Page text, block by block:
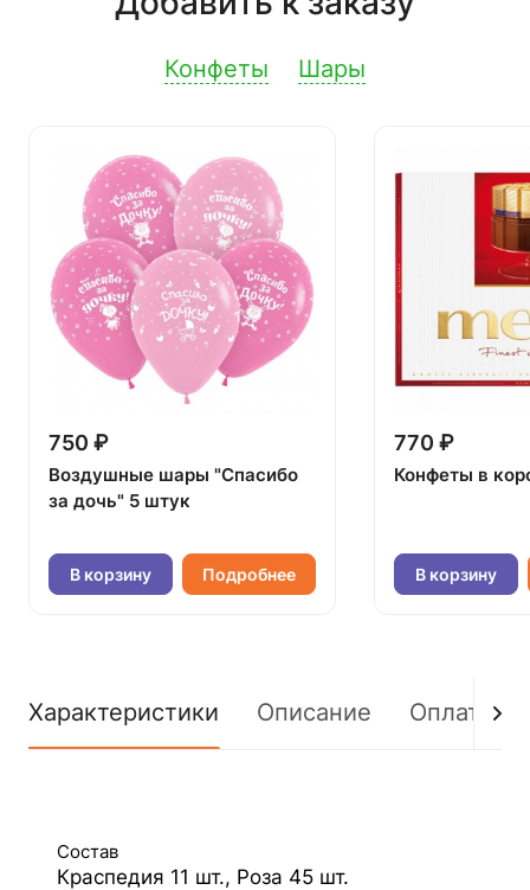
Конфеты Шары
750 ₽
Воздушные шары "Спасибо
за дочь" 5 штук
В корзину Подробнее
770 ₽
Конфеты в
В корзину
Характеристики Описание Оплата
Состав
Краспедия 11 шт., Роза 45 шт.